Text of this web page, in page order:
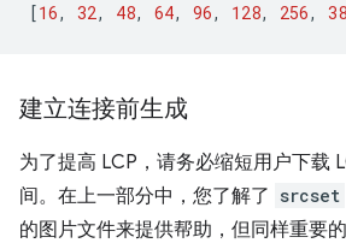
[16, 32, 48, 64, 96, 128, 256,
建立连接前生成
为了提高 LCP，请务必缩短用户下载
间。在上一部分中，您了解了 srcset
的图片文件来提供帮助，但同样重要